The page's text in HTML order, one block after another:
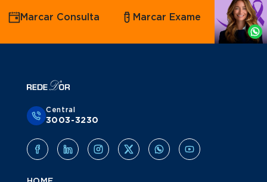
Agende
por
Whatsapp
Marcar Consulta Marcar Exame
Central
3003-3230